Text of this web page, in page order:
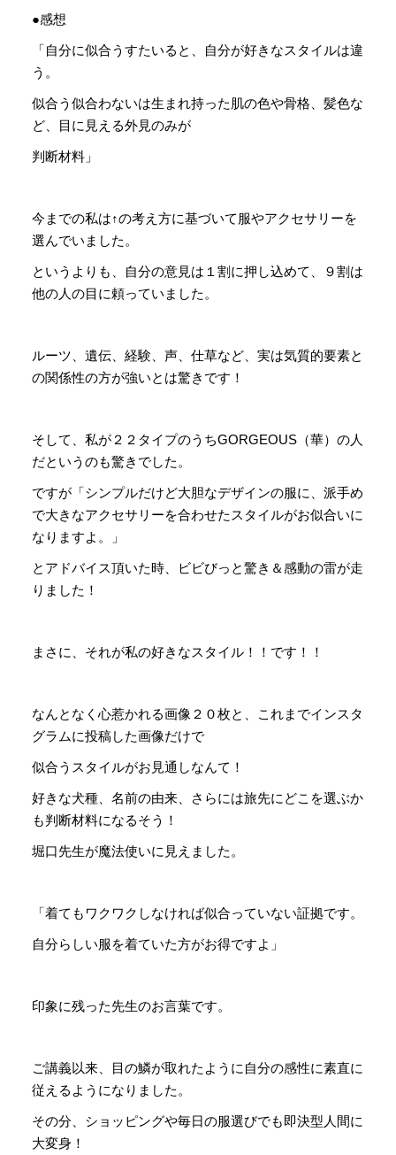
●感想
「自分に似合うすたいると、自分が好きなスタイルは違
う。
似合う似合わないは生まれ持った肌の色や骨格、髪色な
ど、目に見える外見のみが
判断材料」
今までの私は↑の考え方に基づいて服やアクセサリーを
選んでいました。
というよりも、自分の意見は１割に押し込めて、９割は
他の人の目に頼っていました。
ルーツ、遺伝、経験、声、仕草など、実は気質的要素と
の関係性の方が強いとは驚きです！
そして、私が２２タイプのうちGORGEOUS（華）の人
だというのも驚きでした。
ですが「シンプルだけど大胆なデザインの服に、派手め
で大きなアクセサリーを合わせたスタイルがお似合いに
なりますよ。」
とアドバイス頂いた時、ビビびっと驚き＆感動の雷が走
りました！
まさに、それが私の好きなスタイル！！です！！
なんとなく心惹かれる画像２０枚と、これまでインスタ
グラムに投稿した画像だけで
似合うスタイルがお見通しなんて！
好きな犬種、名前の由来、さらには旅先にどこを選ぶか
も判断材料になるそう！
堀口先生が魔法使いに見えました。
「着てもワクワクしなければ似合っていない証拠です。
自分らしい服を着ていた方がお得ですよ」
印象に残った先生のお言葉です。
ご講義以来、目の鱗が取れたように自分の感性に素直に
従えるようになりました。
その分、ショッピングや毎日の服選びでも即決型人間に
大変身！